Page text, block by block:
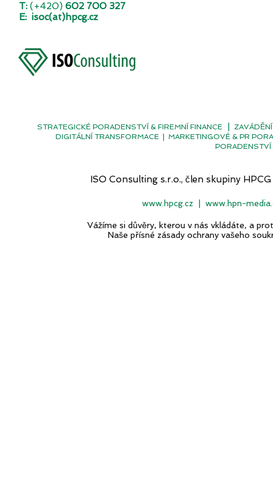
T: (+420) 602 700 327
E: isoc(at)hpcg.cz
STRATEGICKÉ PORADENSTVÍ & FIREMNÍ FINANCE
DIGITÁLNÍ TRANSFORMACE
MARKETINGOVÉ & PR
ISO Consulting s.r.o., člen skupiny
www.hpcg.cz www.hpn-
Vážíme si důvěry, kterou v nás vkládáte, a
Naše přísné zásady ochrany vašeho